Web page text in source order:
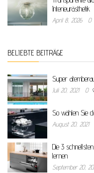
Interieurästhetik
April 8, 2026 0
BELIEBTE BEITRÄGE
Super
Juli 20, 2021 0
So wählen Sie
August 20, 2021
Die 3
lernen
September 20,